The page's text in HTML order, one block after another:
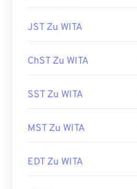
JST Zu WITA
ChST Zu WITA
SST Zu WITA
MST Zu WITA
EDT Zu WITA